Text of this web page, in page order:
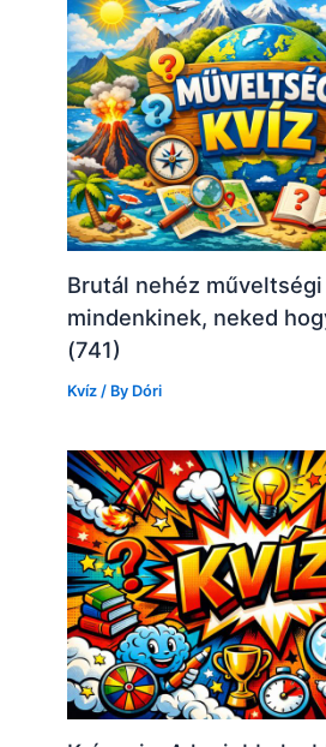
Brutál nehéz
mindenkinek, neked
(741)
Kvíz / By Dóri